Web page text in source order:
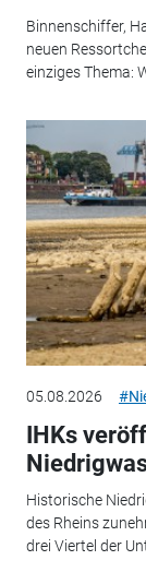
Binnenschiffer,
neuen
einziges Thema:
05.08.2026
IHKs
Historische
des Rheins
drei Viertel der